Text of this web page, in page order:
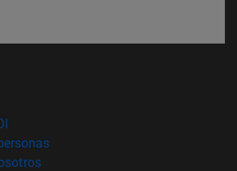
en nueva ventana)
(abre en nueva ventana)
(abre en nueva ventana)